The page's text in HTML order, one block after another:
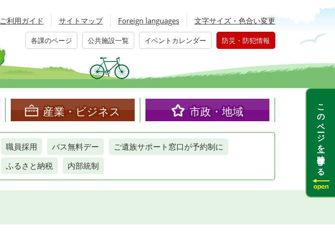
ご利用ガイド サイトマップ Foreign languages 文字サイズ・色合い変更
各課のページ 公共施設一覧 イベントカレンダー 防災・防犯情報
産業・ビジネス 市政・地域
職員採用 バス無料デー
ご遺族サポート窓口が予約制に
ふるさと納税
内部統制 このページを一時保存する